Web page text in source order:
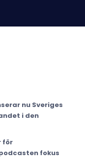
nu Sveriges
i den
för
fokus